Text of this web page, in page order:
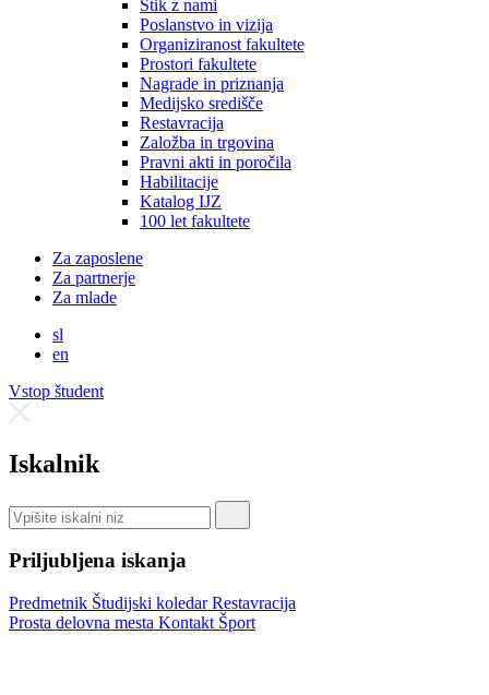
Stik z nami
Poslanstvo in vizija
Organiziranost fakultete
Prostori fakultete
Nagrade in priznanja
Medijsko središče
Restavracija
Založba in trgovina
Pravni akti in poročila
Habilitacije
Katalog IJZ
100 let fakultete
Za zaposlene
Za partnerje
Za mlade
sl
en
Vstop študent
Iskalnik
Priljubljena iskanja
Predmetnik Študijski koledarRestavracija
Prosta delovna mesta Kontakt Šport